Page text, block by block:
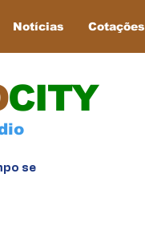
Notícias Cotações
CITY
se